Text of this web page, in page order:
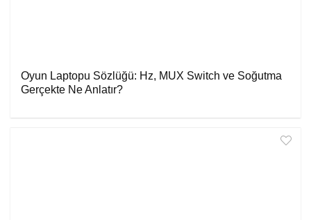
Oyun Laptopu Sözlüğü: Hz, MUX Switch ve Soğutma
Gerçekte Ne Anlatır?